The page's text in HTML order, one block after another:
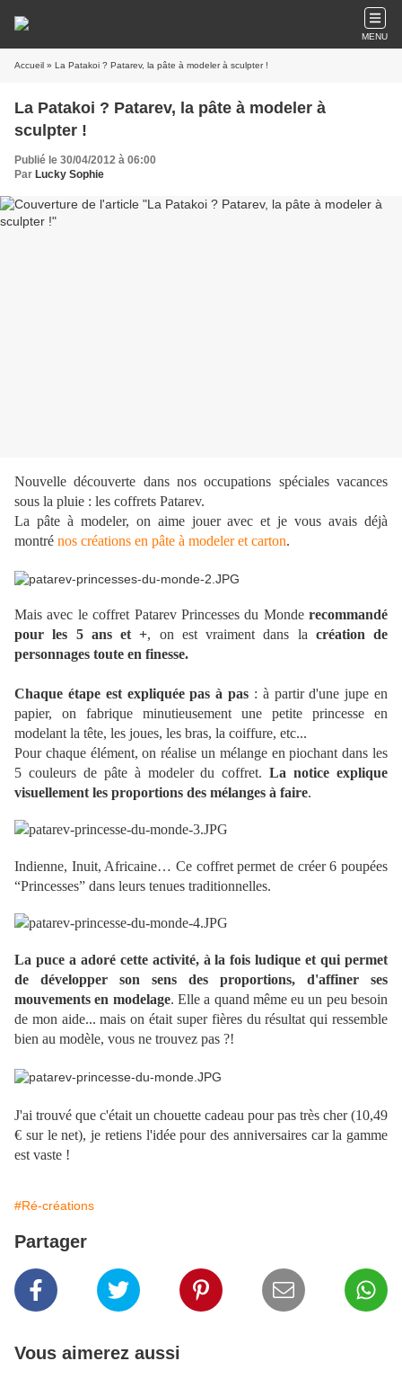
MENU
Accueil » La Patakoi ? Patarev, la pâte à modeler à sculpter !
La Patakoi ? Patarev, la pâte à modeler à
sculpter !
Publié le 30/04/2012 à 06:00
Par Lucky Sophie
Nouvelle découverte dans nos occupations spéciales vacances
sous la pluie : les coffrets Patarev.
La pâte à modeler, on aime jouer avec et je vous avais déjà
montré nos créations en pâte à modeler et carton.
Mais avec le coffret Patarev Princesses du Monde recommandé
pour les 5 ans et +, on est vraiment dans la création de
personnages toute en finesse.
Chaque étape est expliquée pas à pas : à partir d'une jupe en
papier, on fabrique minutieusement une petite princesse en
modelant la tête, les joues, les bras, la coiffure, etc...
Pour chaque élément, on réalise un mélange en piochant dans les
5 couleurs de pâte à modeler du coffret.La notice explique
visuellement les proportions des mélanges à faire.
Indienne, Inuit, Africaine… Ce coffret permet de créer 6 poupées
“Princesses” dans leurs tenues traditionnelles.
La puce a adoré cette activité, à la fois ludique et qui permet
de développer son sens des proportions, d'affiner ses
mouvements en modelage. Elle a quand même eu un peu besoin
de mon aide... mais on était super fières du résultat qui ressemble
bien au modèle, vous ne trouvez pas ?!
J'ai trouvé que c'était un chouette cadeau pour pas très cher (10,49
€ sur le net), je retiens l'idée pour des anniversaires car la gamme
est vaste !
#Ré-créations
Partager
Vous aimerez aussi